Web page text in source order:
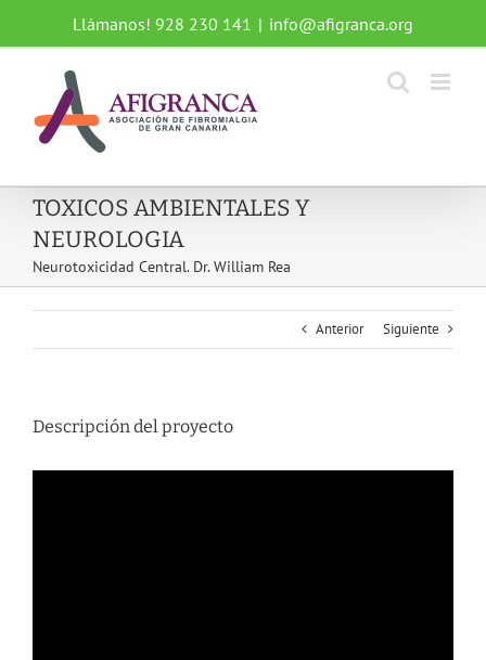
contenido
Llámanos! 928 230 141 | info@afigranca.org
TOXICOS AMBIENTALES Y
NEUROLOGIA
Neurotoxicidad Central. Dr. William Rea
Anterior Siguiente
Descripción del proyecto